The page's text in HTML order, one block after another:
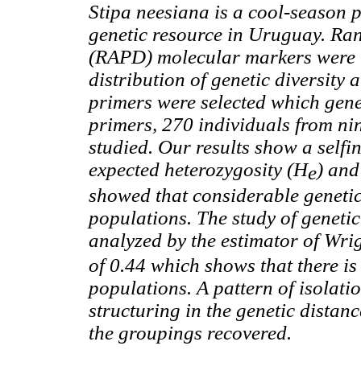
Stipa neesiana is a cool-season
genetic resource in Uruguay.
(RAPD) molecular markers
distribution of genetic diversity
primers were selected which
primers, 270 individuals from
studied. Our results show a
expected heterozygosity (He)
showed that considerable
populations. The study of
analyzed by the estimator of
of 0.44 which shows that there
populations. A pattern of
structuring in the genetic
the groupings recovered.